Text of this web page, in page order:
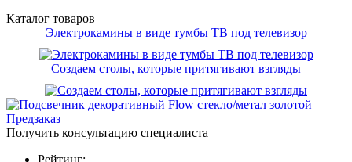
Каталог товаров
Электрокамины в виде тумбы ТВ под телевизор
Создаем столы, которые притягивают взгляды
Предзаказ
Получить консультацию специалиста